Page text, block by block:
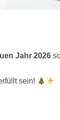
Jahr 2026
sein!